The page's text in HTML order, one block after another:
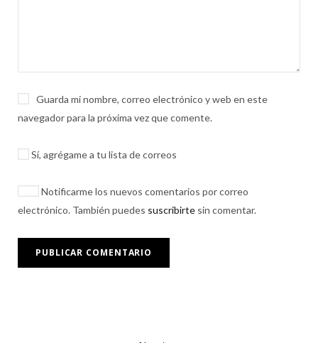
Guarda mi nombre, correo electrónico y web en este
navegador para la próxima vez que comente.
Sí, agrégame a tu lista de correos
Notificarme los nuevos comentarios por correo
electrónico. También puedes suscribirte sin comentar.